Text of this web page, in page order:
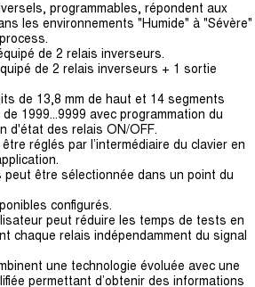
programmables, répondent aux
les environnements "Humide" à "Sévère"
de 2 relais inverseurs.
de 2 relais inverseurs + 1 sortie
de 13,8 mm de haut et 14 segments
1999...9999 avec programmation du
d'état des relais ON/OFF.
réglés par l’intermédiaire du clavier en
peut être sélectionnée dans un point du
configurés.
peut réduire les temps de tests en
chaque relais indépendamment du signal
une technologie évoluée avec une
permettant d’obtenir des informations